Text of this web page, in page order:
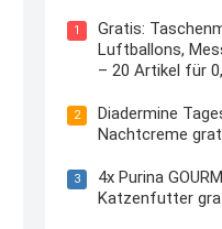
1
Gratis:
Luftballons,
– 20 Artikel für
2
Diadermine
Nachtcreme
3
4x Purina
Katzenfutter